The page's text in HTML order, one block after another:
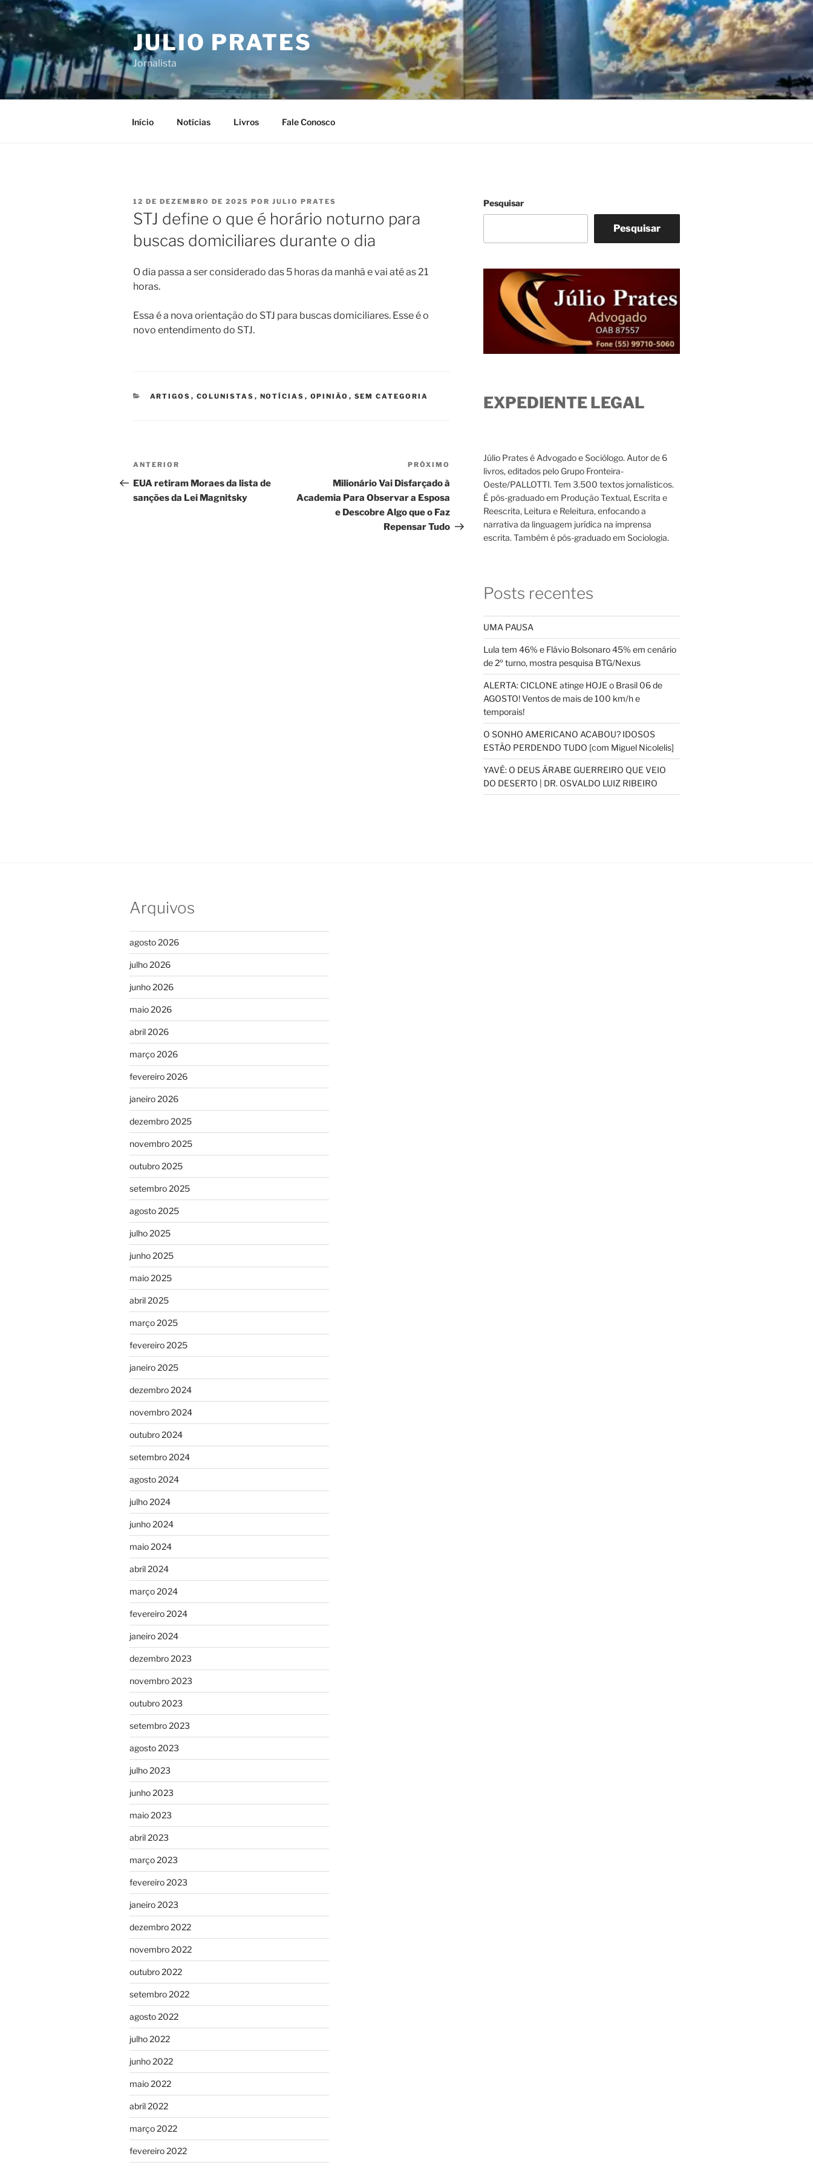
Pular
para
o
conteúdo
JULIO PRATES
Jornalista
Início Notícias Livros Fale Conosco
PUBLICADO
EM
12 DE DEZEMBRO DE 2025 POR JULIO PRATES
STJ define o que é horário noturno para
buscas domiciliares durante o dia
O dia passa a ser considerado das 5 horas da manhã e vai até as 21
horas.
Essa é a nova orientação do STJ para buscas domiciliares. Esse é o
novo entendimento do STJ.
CATEGORIAS
ARTIGOS , COLUNISTAS , NOTÍCIAS , OPINIÃO , SEM CATEGORIA
Navegação
de
Post
Post
anterior
ANTERIOR
EUA retiram Moraes da lista de
sanções da Lei Magnitsky
Próximo
PRÓXIMO
Milionário Vai Disfarçado à
Academia Para Observar a Esposa
e Descobre Algo que o Faz
Repensar Tudo
Pesquisar
Pesquisar
EXPEDIENTE LEGAL
Júlio Prates é Advogado e Sociólogo. Autor de 6
livros, editados pelo Grupo Fronteira-
Oeste/PALLOTTI. Tem 3.500 textos jornalísticos.
É pós-graduado em Produção Textual, Escrita e
Reescrita, Leitura e Releitura, enfocando a
narrativa da linguagem jurídica na imprensa
escrita. Também é pós-graduado em Sociologia.
Posts recentes
UMA PAUSA
Lula tem 46% e Flávio Bolsonaro 45% em cenário
de 2º turno, mostra pesquisa BTG/Nexus
ALERTA: CICLONE atinge HOJE o Brasil 06 de
AGOSTO! Ventos de mais de 100 km/h e
temporais!
O SONHO AMERICANO ACABOU? IDOSOS
ESTÃO PERDENDO TUDO [com Miguel Nicolelis]
YAVÉ: O DEUS ÁRABE GUERREIRO QUE VEIO
DO DESERTO | DR. OSVALDO LUIZ RIBEIRO
Arquivos
agosto 2026
julho 2026
junho 2026
maio 2026
abril 2026
março 2026
fevereiro 2026
janeiro 2026
dezembro 2025
novembro 2025
outubro 2025
setembro 2025
agosto 2025
julho 2025
junho 2025
maio 2025
abril 2025
março 2025
fevereiro 2025
janeiro 2025
dezembro 2024
novembro 2024
outubro 2024
setembro 2024
agosto 2024
julho 2024
junho 2024
maio 2024
abril 2024
março 2024
fevereiro 2024
janeiro 2024
dezembro 2023
novembro 2023
outubro 2023
setembro 2023
agosto 2023
julho 2023
junho 2023
maio 2023
abril 2023
março 2023
fevereiro 2023
janeiro 2023
dezembro 2022
novembro 2022
outubro 2022
setembro 2022
agosto 2022
julho 2022
junho 2022
maio 2022
abril 2022
março 2022
fevereiro 2022